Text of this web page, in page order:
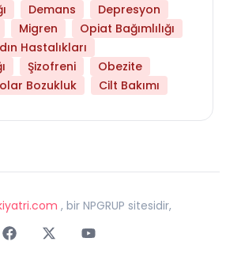
Demans
Depresyon
Migren
Opiat Bağımlılığı
Hastalıkları
Şizofreni
Obezite
Bozukluk Cilt Bakımı
, bir NPGRUP sitesidir,